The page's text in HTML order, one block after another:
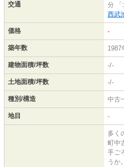
交通
分 「
西武
価格 -
築年数 1987
建物面積/坪数 -/-
土地面積/坪数 -/-
種別/構造 中古
地目 -
多く
町中
手ご
うか